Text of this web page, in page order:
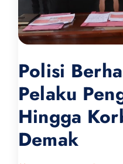
Polisi
Pelaku
Hingga
Demak